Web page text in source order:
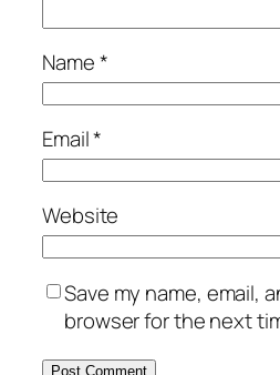
Name*
Email*
Website
Save my name, email,
browser for the next